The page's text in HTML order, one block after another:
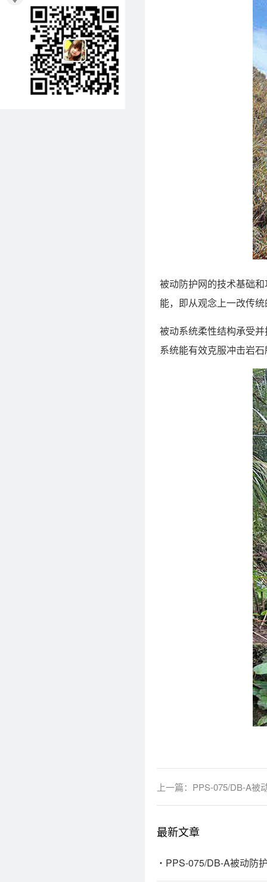
被动防护网的技术基础
能，即从观念上一改传
被动系统柔性结构承受
系统能有效克服冲击岩
上一篇： PPS-075/DB-A被
最新文章
PPS-075/DB-A被动防